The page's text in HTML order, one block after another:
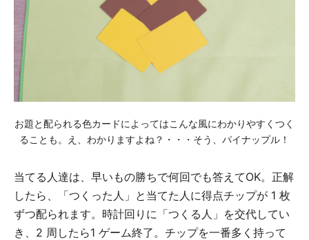
お題と配られる色カードによってはこんな風にわかりやすくつく
ることも。え、わかりますよね？・・・そう、パイナップル！
当てる人達は、早いもの勝ちで何回でも答えてOK。正解
したら、「つくった⼈」と当てた人に得点チップが 1 枚
ずつ配られます。時計回りに「つくる⼈」を交代してい
き、2 周したら1 ゲーム終了。チップを⼀番多く持って